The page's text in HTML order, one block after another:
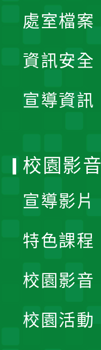
處室檔案
資訊安全
宣導資訊
校園影音
宣導影片
特色課程
校園影音
校園活動